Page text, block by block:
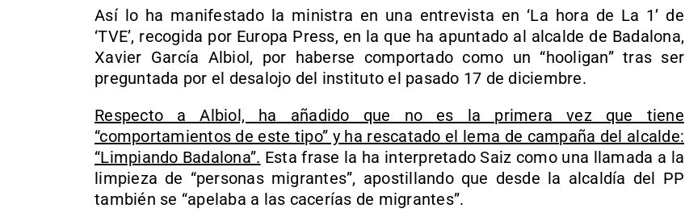
Así lo ha manifestado la ministra en una entrevista en ‘La hora de La 1’ de
‘TVE’, recogida por Europa Press, en la que ha apuntado al alcalde de Badalona,
Xavier García Albiol, por haberse comportado como un “hooligan” tras ser
preguntada por el desalojo del instituto el pasado 17 de diciembre.
Respecto a Albiol, ha añadido que no es la primera vez que tiene
“comportamientos de este tipo” y ha rescatado el lema de campaña del alcalde:
“Limpiando Badalona”. Esta frase la ha interpretado Saiz como una llamada a la
limpieza de “personas migrantes”, apostillando que desde la alcaldía del PP
también se “apelaba a las cacerías de migrantes”.